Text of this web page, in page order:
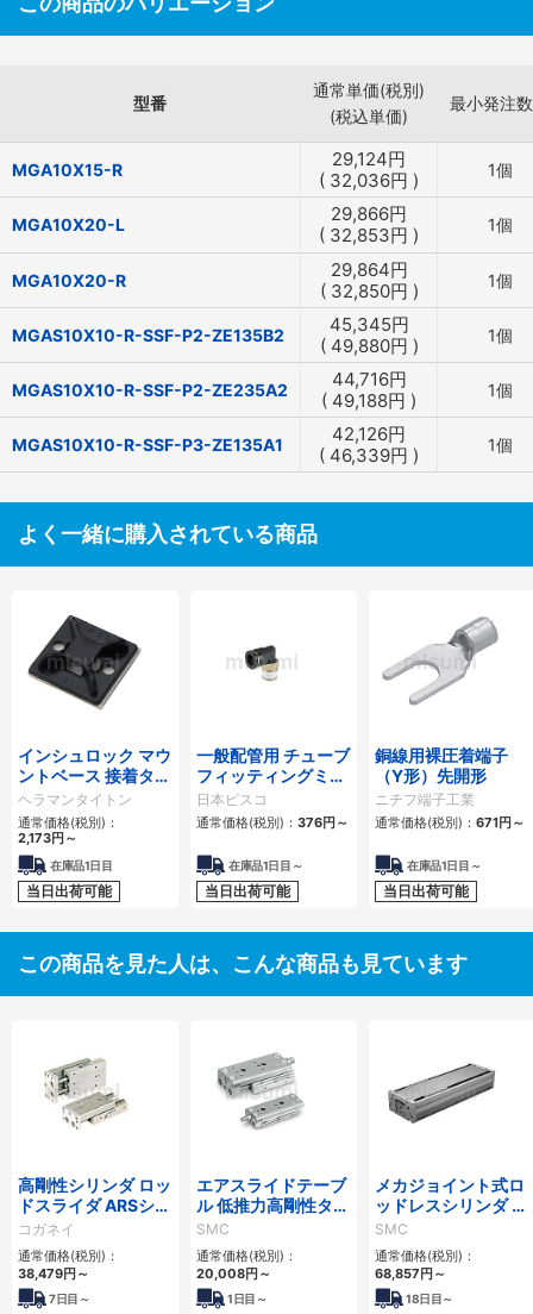
型番
通常単価(税別)
(税込単価)
最小発注
MGA10X15-R 29,124円
( 32,036円 ) 1個
MGA10X20-L 29,866円
( 32,853円 ) 1個
MGA10X20-R 29,864円
( 32,850円 ) 1個
MGAS10X10-R-SSF-P2-ZE135B2 45,345円
( 49,880円 ) 1個
MGAS10X10-R-SSF-P2-ZE235A2 44,716円
( 49,188円 ) 1個
MGAS10X10-R-SSF-P3-ZE135A1 42,126円
( 46,339円 ) 1個
よく一緒に購入されている商品
インシュロック マウ
ントベース 接着タイ
プ
ヘラマンタイトン
通常価格(税別)：
2,173円～
在庫品1日目
当日出荷可能
一般配管用 チューブ
フィッティングミニ
タイプ エルボ
日本ピスコ
通常価格(税別)： 376円～
在庫品1日目～
当日出荷可能
銅線用裸圧着端子
（Y形）先開形
ニチフ端子工業
通常価格(税別)： 671円～
在庫品1日目～
当日出荷可能
この商品を見た人は、こんな商品も見ています
高剛性シリンダ ロッ
ドスライダ ARSシリ
ーズ
コガネイ
通常価格(税別)：
38,479円～
7日目～
エアスライドテーブ
ル 低推力高剛性タイ
プ/MXQ□Bシリー
ズ
SMC
通常価格(税別)：
20,008円～
1日目～
メカジョイント式ロ
ッドレスシリンダ 高
剛性・リニアガイド
形 MY1HTシリーズ
SMC
通常価格(税別)：
68,857円～
18日目～